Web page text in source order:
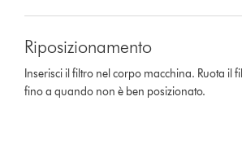
Riposizionamento
Inserisci il filtro nel corpo macchina. Ruota il
fino a quando non è ben posizionato.